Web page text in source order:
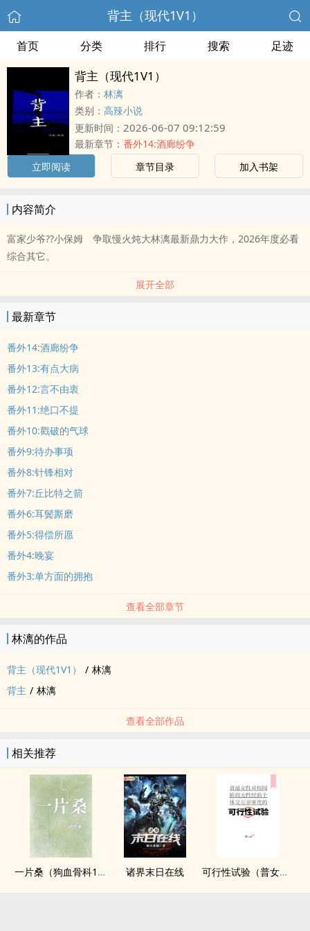
背主（现代1V1）
首页 分类 排行 搜索 足迹
背主（现代1V1）
作者： 林漓
类别： 高辣小说
更新时间： 2026-06-07 09:12:59
最新章节： 番外14:酒廊纷争
立即阅读
章节目录 加入书架
内容简介
富家少爷??小保姆 争取慢火炖大林漓最新鼎力大作，2026年度必看
综合其它。
展开全部
最新章节
番外14:酒廊纷争
番外13:有点大病
番外12:言不由衷
番外11:绝口不提
番外10:戳破的气球
番外9:待办事项
番外8:针锋相对
番外7:丘比特之箭
番外6:耳鬓厮磨
番外5:得偿所愿
番外4:晚宴
番外3:单方面的拥抱
查看全部章节
林漓的作品
背主（现代1V1） / 林漓
背主 / 林漓
查看全部作品
相关推荐
一片桑（狗血骨科1v1） 诸界末日在线 可行性试验（普女万人迷，NPH）